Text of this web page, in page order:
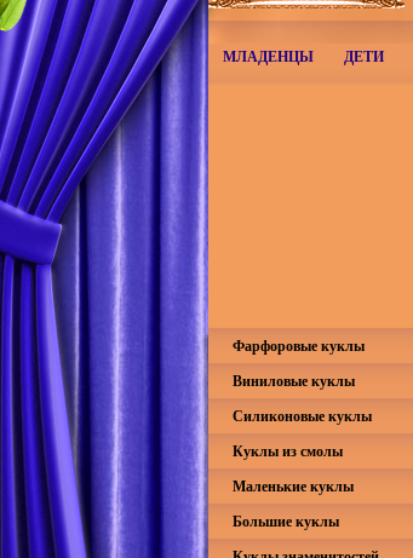
МЛАДЕНЦЫ ДЕТИ
Фарфоровые куклы
Виниловые куклы
Силиконовые куклы
Куклы из смолы
Маленькие куклы
Большие куклы